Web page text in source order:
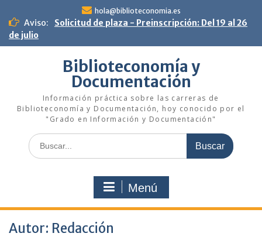
contenido
hola@biblioteconomia.es
Aviso:
Solicitud de plaza - Preinscripción: Del 19 al 26
de julio
Biblioteconomía y
Documentación
Información práctica sobre las carreras de
Biblioteconomía y Documentación, hoy conocido por el
"Grado en Información y Documentación"
Buscar:
Menú
Autor: Redacción